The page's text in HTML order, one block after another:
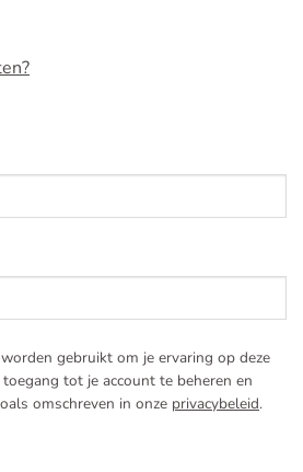
gebruikt om je ervaring op deze
tot je account te beheren en
omschreven in onze privacybeleid.